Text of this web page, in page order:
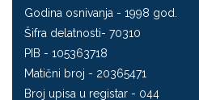
Godina osnivanja - 1998 god.
Šifra delatnosti- 70310
PIB - 105363718
Matični broj - 20365471
Broj upisa u registar - 044